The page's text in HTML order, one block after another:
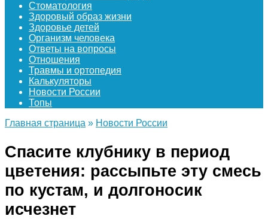
Стоматология
Здоровый образ жизни
Здоровье детей
Организм человека
Ответы на вопросы
Отношения
Травмы и ортопедия
Калькуляторы
Новости России
Топы
Главная страница » Новости России
Спасите клубнику в период
цветения: рассыпьте эту смесь
по кустам, и долгоносик
исчезнет